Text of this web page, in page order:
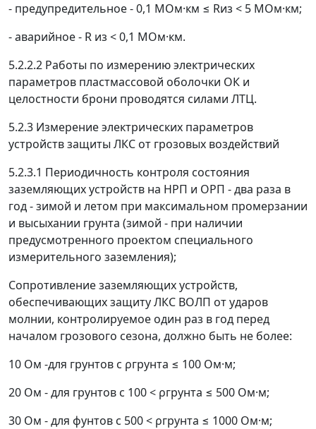
- предупредительное - 0,1 МОм·км ≤ Rиз < 5 МОм·км;
- аварийное - R из < 0,1 МОм·км.
5.2.2.2 Работы по измерению электрических
параметров пластмассовой оболочки ОК и
целостности брони проводятся силами ЛТЦ.
5.2.3 Измерение электрических параметров
устройств защиты ЛКС от грозовых воздействий
5.2.3.1 Периодичность контроля состояния
заземляющих устройств на НРП и ОРП - два раза в
год - зимой и летом при максимальном промерзании
и высыхании грунта (зимой - при наличии
предусмотренного проектом специального
измерительного заземления);
Сопротивление заземляющих устройств,
обеспечивающих защиту ЛКС ВОЛП от ударов
молнии, контролируемое один раз в год перед
началом грозового сезона, должно быть не более:
10 Ом -для грунтов с ρгрунта ≤ 100 Ом·м;
20 Ом - для грунтов с 100 < ρгрунта ≤ 500 Ом·м;
30 Ом - для фунтов с 500 < ρгрунта ≤ 1000 Ом·м;